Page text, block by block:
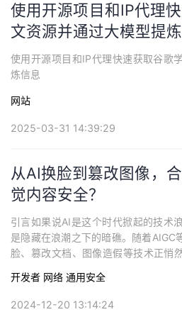
使用开源项目和IP代理
文资源并通过大模型提
使用开源项目和IP代理快速获取谷歌
炼信息
网站
2025-03-31 14:39:29
从AI换脸到篡改图像，
觉内容安全？
引言如果说AI是这个时代掀起的技术
是隐藏在浪潮之下的暗礁。随着AIGC
脸、篡改文档、图像造假等技术正悄
份认证，从法律凭证到公共安全，我们
在刚刚结束的CSIG青年科学家会议AI
开发者 网络 通用安全
2024-12-20 13:14:24